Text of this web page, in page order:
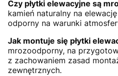
Czy płytki elewacyjne są
kamień naturalny na
odporny na warunki
Jak montuje się płytki
mrozoodporny, na
z zachowaniem zasad
zewnętrznych.